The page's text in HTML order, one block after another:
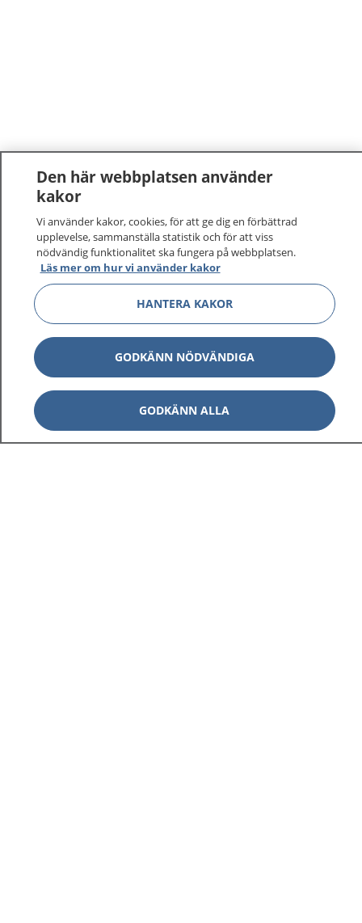
Den här webbplatsen använder
kakor
Vi använder kakor, cookies, för att ge dig en förbättrad
upplevelse, sammanställa statistik och för att viss
nödvändig funktionalitet ska fungera på webbplatsen.
Läs mer om hur vi använder kakor
HANTERA KAKOR
GODKÄNN NÖDVÄNDIGA
GODKÄNN ALLA